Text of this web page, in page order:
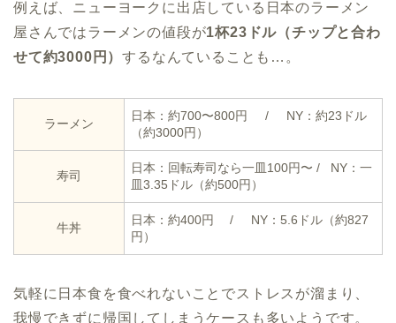
例えば、ニューヨークに出店している日本のラーメン
屋さんではラーメンの値段が1杯23ドル（チップと合わ
せて約3000円）するなんていることも…。
ラーメン
日本：約700〜800円 / NY：約23ドル
（約3000円）
寿司
日本：回転寿司なら一皿100円〜 / NY：一
皿3.35ドル（約500円）
牛丼
日本：約400円 / NY：5.6ドル（約827
円）
気軽に日本食を食べれないことでストレスが溜まり、
我慢できずに帰国してしまうケースも多いようです。